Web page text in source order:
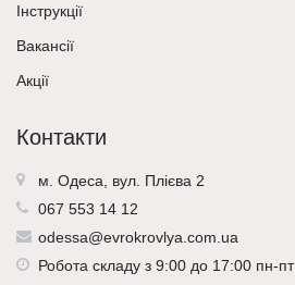
Інструкції
Вакансії
Акції
Контакти
м. Одеса, вул. Плієва 2
067 553 14 12
odessa@evrokrovlya.com.ua
Робота складу з 9:00 до 17:00 пн-пт